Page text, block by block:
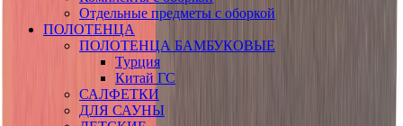
Отдельные предметы с оборкой
ПОЛОТЕНЦА
ПОЛОТЕНЦА БАМБУКОВЫЕ
Турция
Китай ГС
САЛФЕТКИ
ДЛЯ САУНЫ